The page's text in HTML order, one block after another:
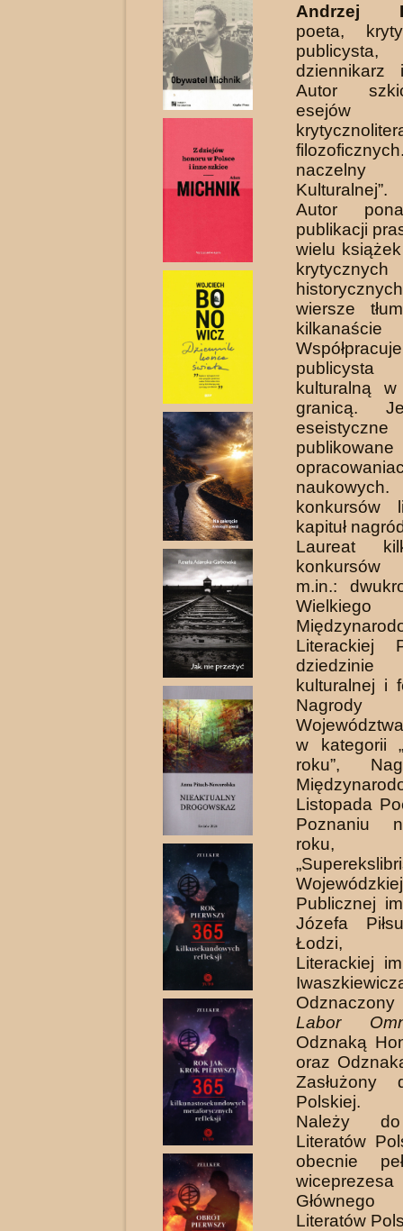
Andrzej
poeta,
dziennikarz
Autor
esejów
naczelny
Kulturalnej”.
Autor
publikacji
wielu
wiersze
kulturalną
granicą.
konkursów
kapituł
Laureat
konkursów
m.in.:
Literackiej
dziedzinie
kulturalnej i
Nagrody
w kategorii
roku”,
Listopada
Poznaniu
roku,
Publicznej
Józefa
Łodzi,
Literackiej
Labor
Odznaką
oraz
Zasłużony
Polskiej.
Należy
Literatów
obecnie
Literatów